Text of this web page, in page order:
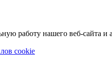
работу нашего веб-сайта и
cookie